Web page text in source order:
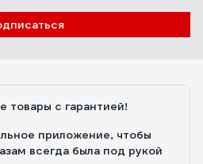
QE-3000
12.11.2016
внешний вид. Качество
товары с гарантией!
приложение, чтобы
всегда была под рукой